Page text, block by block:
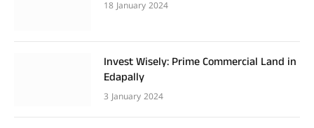
18 January 2024
Invest Wisely: Prime Commercial Land in
Edapally
3 January 2024